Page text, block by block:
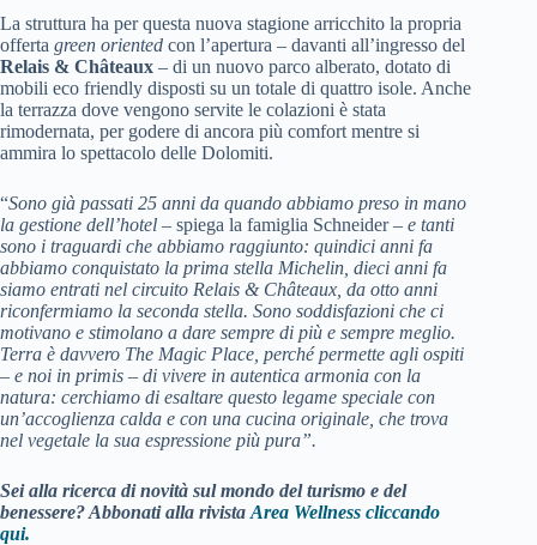
La struttura ha per questa nuova stagione arricchito la propria
offerta green oriented con l’apertura – davanti all’ingresso del
Relais & Châteaux – di un nuovo parco alberato, dotato di
mobili eco friendly disposti su un totale di quattro isole. Anche
la terrazza dove vengono servite le colazioni è stata
rimodernata, per godere di ancora più comfort mentre si
ammira lo spettacolo delle Dolomiti.
“Sono già passati 25 anni da quando abbiamo preso in mano
la gestione dell’hotel – spiega la famiglia Schneider – e tanti
sono i traguardi che abbiamo raggiunto: quindici anni fa
abbiamo conquistato la prima stella Michelin, dieci anni fa
siamo entrati nel circuito Relais & Châteaux, da otto anni
riconfermiamo la seconda stella. Sono soddisfazioni che ci
motivano e stimolano a dare sempre di più e sempre meglio.
Terra è davvero The Magic Place, perché permette agli ospiti
– e noi in primis – di vivere in autentica armonia con la
natura: cerchiamo di esaltare questo legame speciale con
un’accoglienza calda e con una cucina originale, che trova
nel vegetale la sua espressione più pura”.
Sei alla ricerca di novità sul mondo del turismo e del
benessere? Abbonati alla rivista Area Wellness cliccando
qui.